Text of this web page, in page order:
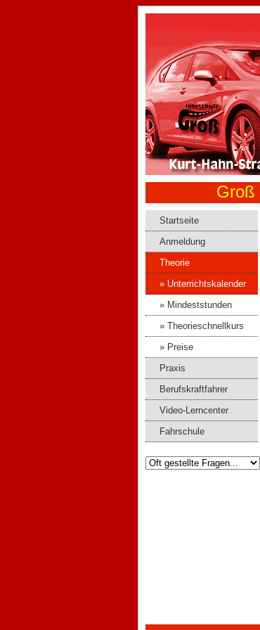
Groß
Startseite
Anmeldung
Theorie
» Unterrichtskalender
» Mindeststunden
» Theorieschnellkurs
» Preise
Praxis
Berufskraftfahrer
Video-Lerncenter
Fahrschule